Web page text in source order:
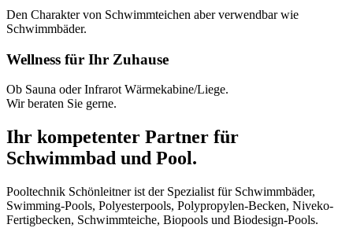
Den Charakter von Schwimmteichen aber verwendbar wie
Schwimmbäder.
Wellness für Ihr Zuhause
Ob Sauna oder Infrarot Wärmekabine/Liege.
Wir beraten Sie gerne.
Ihr kompetenter Partner für
Schwimmbad und Pool.
Pooltechnik Schönleitner ist der Spezialist für Schwimmbäder,
Swimming-Pools, Polyesterpools, Polypropylen-Becken, Niveko-
Fertigbecken, Schwimmteiche, Biopools und Biodesign-Pools.